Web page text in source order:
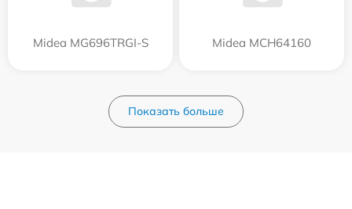
Midea MG696TRGI-S Midea MCH64160
Показать больше